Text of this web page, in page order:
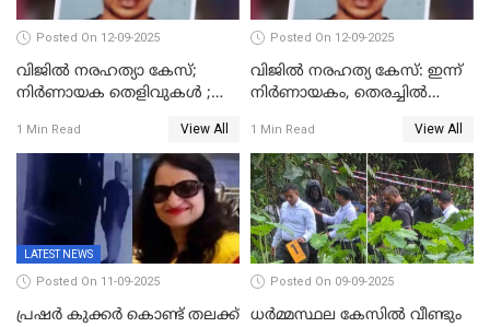
Posted On 12-09-2025
വിജിൽ നരഹത്യാ കേസ്;
നിർണായക തെളിവുകൾ ;
താടിയെല്ലും ലഭിച്ചു
1 Min Read View All
Posted On 12-09-2025
വിജിൽ നരഹത്യ കേസ്: ഇന്ന്
നിർണായകം, തെരച്ചിൽ
1 Min Read View All
LATEST NEWS
Posted On 11-09-2025
പ്രഷർ കുക്കർ കൊണ്ട് തലക്ക്
Posted On 09-09-2025
ധർമ്മസ്ഥല കേസിൽ വീണ്ടും